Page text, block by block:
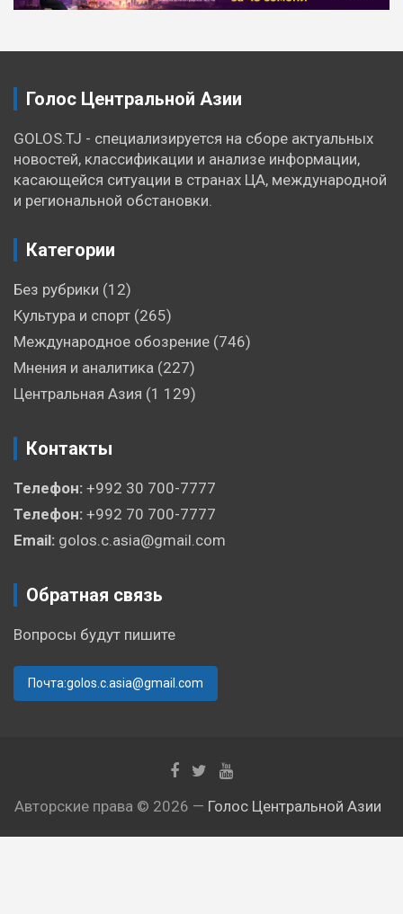
Голос Центральной Азии
GOLOS.TJ - специализируется на сборе актуальных
новостей, классификации и анализе информации,
касающейся ситуации в странах ЦА, международной
и региональной обстановки.
Категории
Без рубрики (12)
Культура и спорт (265)
Международное обозрение (746)
Мнения и аналитика (227)
Центральная Азия (1 129)
Контакты
Телефон: +992 30 700-7777
Телефон: +992 70 700-7777
Email: golos.c.asia@gmail.com
Обратная связь
Вопросы будут пишите
Почта:golos.c.asia@gmail.com
Авторские права © 2026 — Голос Центральной Азии